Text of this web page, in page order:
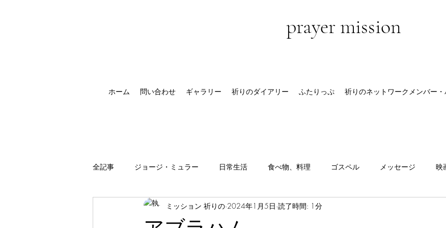
prayer mission
ホーム 問い合わせ ギャラリー 祈りのダイアリー ふたりっぷ 祈りのネットワークメンバー
全記事 ジョージ・ミュラー 日常生活 食べ物、料理 ゴスペル メッセージ 映
祈りの恵みの現れミッション 祈りの 2024年1月5日 読了時間: 1分